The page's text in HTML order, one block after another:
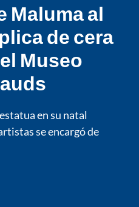
Maluma al
de cera
Museo
en su natal
se encargó de